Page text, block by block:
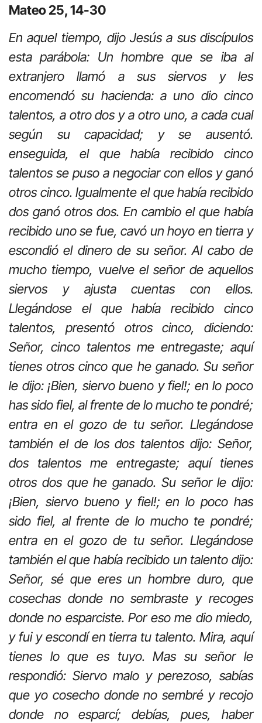
Mateo 25, 14-30
En aquel tiempo, dijo Jesús a sus discípulos
esta parábola: Un hombre que se iba al
extranjero llamó a sus siervos y les
encomendó su hacienda: a uno dio cinco
talentos, a otro dos y a otro uno, a cada cual
según su capacidad; y se ausentó.
enseguida, el que había recibido cinco
talentos se puso a negociar con ellos y ganó
otros cinco. Igualmente el que había recibido
dos ganó otros dos. En cambio el que había
recibido uno se fue, cavó un hoyo en tierra y
escondió el dinero de su señor. Al cabo de
mucho tiempo, vuelve el señor de aquellos
siervos y ajusta cuentas con ellos.
Llegándose el que había recibido cinco
talentos, presentó otros cinco, diciendo:
Señor, cinco talentos me entregaste; aquí
tienes otros cinco que he ganado. Su señor
le dijo: ¡Bien, siervo bueno y fiel!; en lo poco
has sido fiel, al frente de lo mucho te pondré;
entra en el gozo de tu señor. Llegándose
también el de los dos talentos dijo: Señor,
dos talentos me entregaste; aquí tienes
otros dos que he ganado. Su señor le dijo:
¡Bien, siervo bueno y fiel!; en lo poco has
sido fiel, al frente de lo mucho te pondré;
entra en el gozo de tu señor. Llegándose
también el que había recibido un talento dijo:
Señor, sé que eres un hombre duro, que
cosechas donde no sembraste y recoges
donde no esparciste. Por eso me dio miedo,
y fui y escondí en tierra tu talento. Mira, aquí
tienes lo que es tuyo. Mas su señor le
respondió: Siervo malo y perezoso, sabías
que yo cosecho donde no sembré y recojo
donde no esparcí; debías, pues, haber